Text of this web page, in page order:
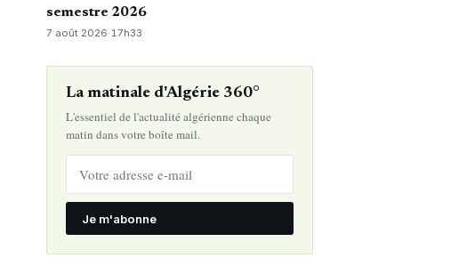
semestre 2026
7 août 2026· 17h33
La matinale d'Algérie 360°
L'essentiel de l'actualité algérienne chaque
matin dans votre boîte mail.
Je m'abonne